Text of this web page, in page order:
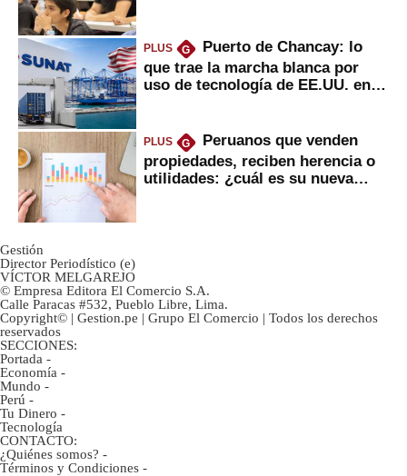
PLUS G
Puerto de Chancay: lo
que trae la marcha blanca por
uso de tecnología de EE.UU. en
PLUS G
Peruanos que venden
propiedades, reciben herencia o
utilidades: ¿cuál es su nueva
Gestión
Director Periodístico (e)
VÍCTOR MELGAREJO
© Empresa Editora El Comercio S.A.
Calle Paracas #532, Pueblo Libre, Lima.
Copyright© | Gestion.pe | Grupo El Comercio | Todos los derechos
reservados
SECCIONES:
Portada -
Economía -
Mundo -
Perú -
Tu Dinero -
Tecnología
CONTACTO:
¿Quiénes somos? -
Términos y Condiciones -